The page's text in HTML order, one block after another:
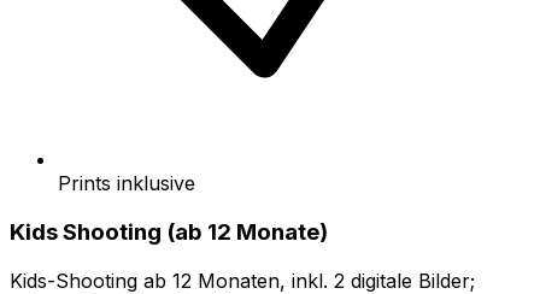
Prints inklusive
Kids Shooting (ab 12 Monate)
Kids-Shooting ab 12 Monaten, inkl. 2 digitale Bilder;